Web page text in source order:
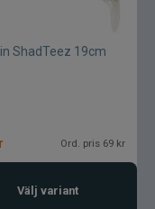
ShadTeez 19cm
Ord. pris 69 kr
Välj variant